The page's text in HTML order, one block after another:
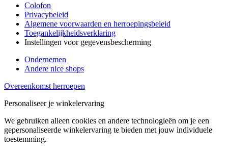
Colofon
Privacybeleid
Algemene voorwaarden en herroepingsbeleid
Toegankelijkheidsverklaring
Instellingen voor gegevensbescherming
Ondernemen
Andere nice shops
Overeenkomst herroepen
Personaliseer je winkelervaring
We gebruiken alleen cookies en andere technologieën om je een
gepersonaliseerde winkelervaring te bieden met jouw individuele
toestemming.